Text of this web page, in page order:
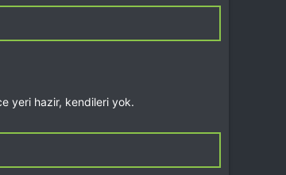
yeri hazir, kendileri yok.